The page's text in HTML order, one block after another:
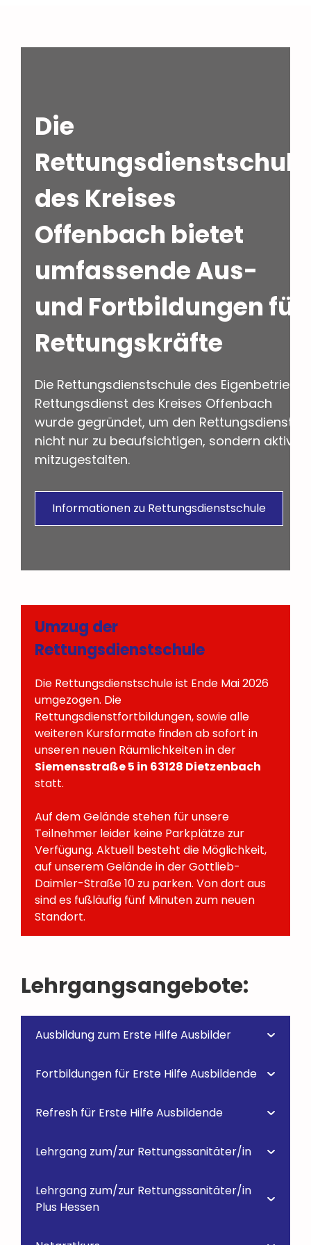
Die
Rettungsdienstschule
des Kreises
Offenbach bietet
umfassende Aus-
und Fortbildungen für
Rettungskräfte
Die Rettungsdienstschule des Eigenbetriebs
Rettungsdienst des Kreises Offenbach
wurde gegründet, um den Rettungsdienst
nicht nur zu beaufsichtigen, sondern aktiv
mitzugestalten.
Informationen zu Rettungsdienstschule
Umzug der
Rettungsdienstschule
Die Rettungsdienstschule ist Ende Mai 2026
umgezogen. Die
Rettungsdienstfortbildungen, sowie alle
weiteren Kursformate finden ab sofort in
unseren neuen Räumlichkeiten in der
Siemensstraße 5 in 63128 Dietzenbach
statt.
Auf dem Gelände stehen für unsere
Teilnehmer leider keine Parkplätze zur
Verfügung. Aktuell besteht die Möglichkeit,
auf unserem Gelände in der Gottlieb-
Daimler-Straße 10 zu parken. Von dort aus
sind es fußläufig fünf Minuten zum neuen
Standort.
Lehrgangsangebote:
Ausbildung zum Erste Hilfe Ausbilder
Fortbildungen für Erste Hilfe Ausbildende
Refresh für Erste Hilfe Ausbildende
Lehrgang zum/zur Rettungssanitäter/in
Lehrgang zum/zur Rettungssanitäter/in
Plus Hessen